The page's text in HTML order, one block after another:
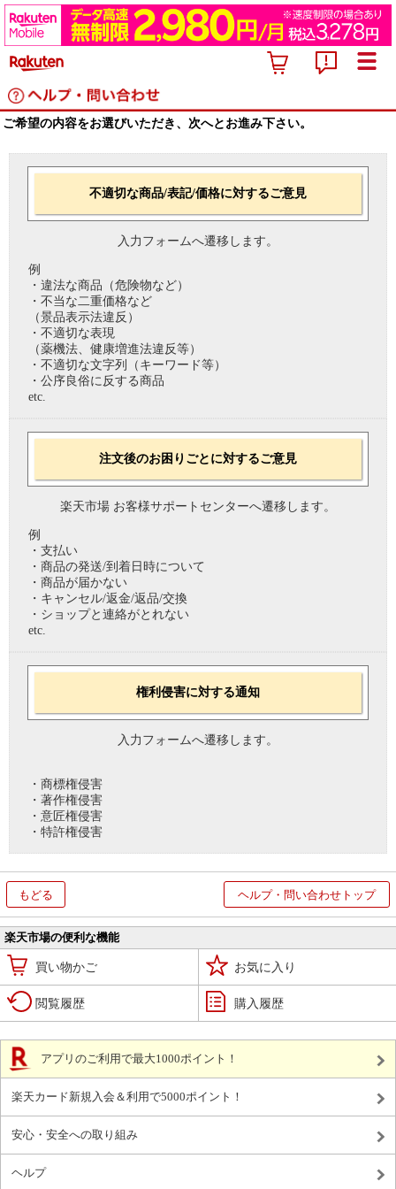
ご希望の内容をお選びいただき、次へとお進み下さい。
不適切な商品/表記/価格に対するご意見
入力フォームへ遷移します。
例
・違法な商品（危険物など）
・不当な二重価格など
（景品表示法違反）
・不適切な表現
（薬機法、健康増進法違反等）
・不適切な文字列（キーワード等）
・公序良俗に反する商品
etc.
注文後のお困りごとに対するご意見
楽天市場 お客様サポートセンターへ遷移します。
例
・支払い
・商品の発送/到着日時について
・商品が届かない
・キャンセル/返金/返品/交換
・ショップと連絡がとれない
etc.
権利侵害に対する通知
入力フォームへ遷移します。
・商標権侵害
・著作権侵害
・意匠権侵害
・特許権侵害
もどる ヘルプ・問い合わせトップ
楽天市場の便利な機能
買い物かご お気に入り
閲覧履歴 購入履歴
アプリのご利用で最大1000ポイント！
楽天カード新規入会＆利用で5000ポイント！
安心・安全への取り組み
ヘルプ